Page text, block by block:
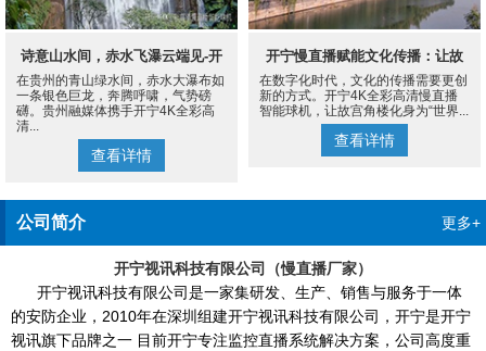
诗意山水间，赤水飞瀑云端见-开
宁4K慢直播摄像机
在贵州的青山绿水间，赤水大瀑布如
一条银色巨龙，奔腾呼啸，气势磅
礴。贵州融媒体携手开宁4K全彩高
清...
查看详情
开宁慢直播赋能文化传播：让故
宫角楼成为世界的文化客厅
在数字化时代，文化的传播需要更创
新的方式。开宁4K全彩高清慢直播
智能球机，让故宫角楼化身为“世界...
查看详情
公司简介 更多+
开宁视讯科技有限公司（慢直播厂家）
开宁视讯科技有限公司是一家集研发、生产、销售与服务于一体
的安防企业，2010年在深圳组建开宁视讯科技有限公司，开宁是开宁
视讯旗下品牌之一 目前开宁专注监控直播系统解决方案，公司高度重